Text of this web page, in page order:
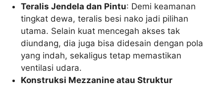
Teralis Jendela dan Pintu: Demi keamanan
tingkat dewa, teralis besi nako jadi pilihan
utama. Selain kuat mencegah akses tak
diundang, dia juga bisa didesain dengan pola
yang indah, sekaligus tetap memastikan
ventilasi udara.
Konstruksi Mezzanine atau Struktur